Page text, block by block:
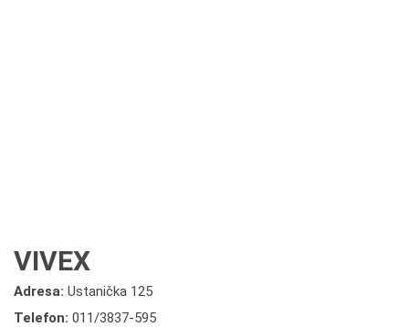
VIVEX
Adresa: Ustanička 125
Telefon: 011/3837-595